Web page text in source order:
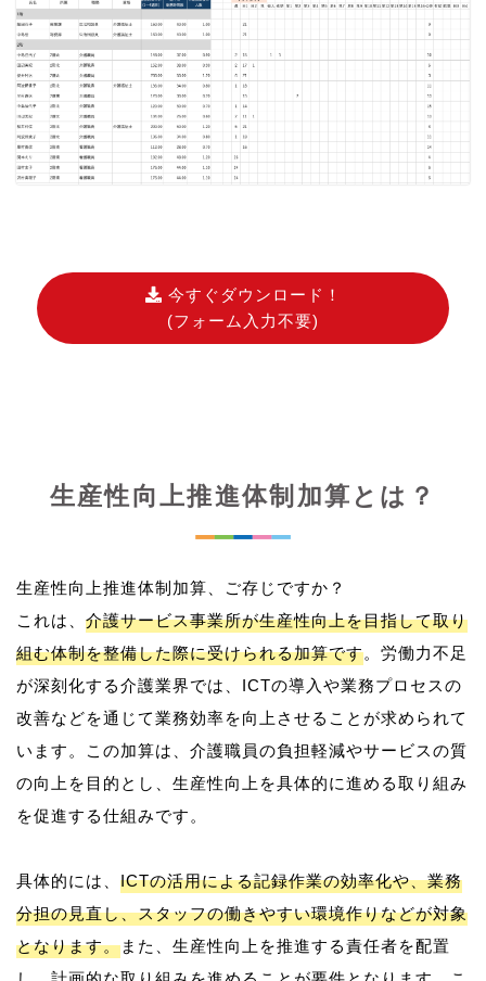
今すぐダウンロード！
(フォーム入力不要)
生産性向上推進体制加算とは？
生産性向上推進体制加算、ご存じですか？
これは、 介護サービス事業所が生産性向上を目指して取り
組む体制を整備した際に受けられる加算です。労働力不足
が深刻化する介護業界では、ICTの導入や業務プロセスの
改善などを通じて業務効率を向上させることが求められて
います。この加算は、介護職員の負担軽減やサービスの質
の向上を目的とし、生産性向上を具体的に進める取り組み
を促進する仕組みです。
具体的には、 ICTの活用による記録作業の効率化や、業務
分担の見直し、スタッフの働きやすい環境作りなどが対象
となります。また、生産性向上を推進する責任者を配置